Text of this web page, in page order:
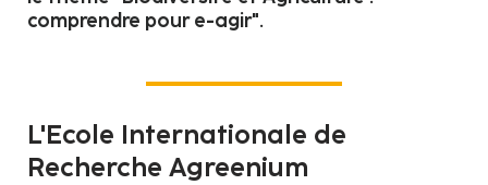
comprendre pour e-agir".
L'Ecole Internationale de
Recherche Agreenium